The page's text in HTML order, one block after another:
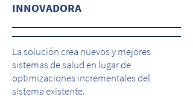
INNOVADORA
La solución crea nuevos y mejores
sistemas de salud en lugar de
optimizaciones incrementales del
sistema existente.